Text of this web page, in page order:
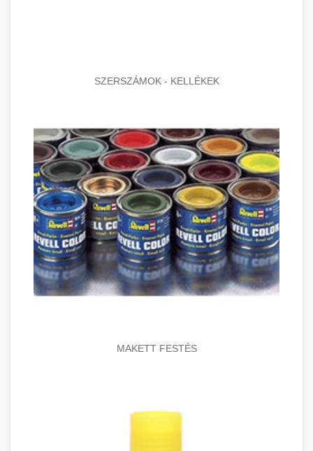
SZERSZÁMOK - KELLÉKEK
MAKETT FESTÉS